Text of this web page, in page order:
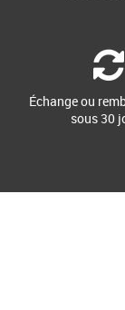
Échange ou
sous 30